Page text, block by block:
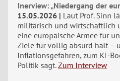
Inerview: „Niedergang der
15.05.2026
Laut Prof. Sinn
militärisch und wirtschaftlich
eine europäische Armee für
Ziele für völlig absurd hält –
Inflationsgefahren, zum KI-
Politik sagt. Zum Interview